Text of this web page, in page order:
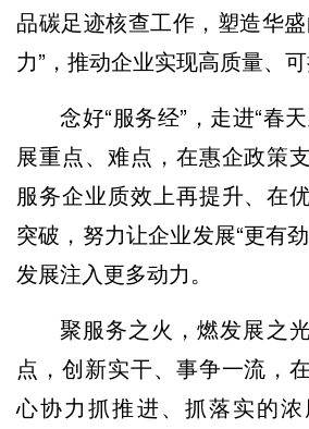
品碳足迹核查工作，塑造华
力”，推动企业实现高质量、可
念好“服务经”，走进“春
展重点、难点，在惠企政策
服务企业质效上再提升、在
突破，努力让企业发展“更有
发展注入更多动力。
聚服务之火，燃发展之
点，创新实干、事争一流，
心协力抓推进、抓落实的